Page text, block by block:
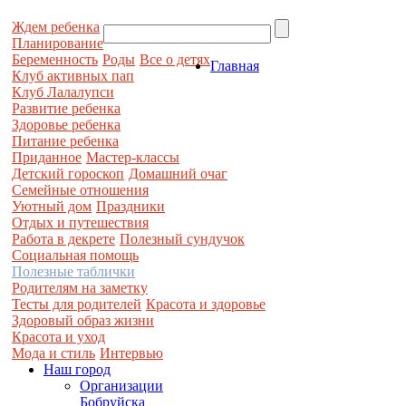
Ждем ребенка
Планирование
Беременность Роды Все о детях
Клуб активных пап
Клуб Лалалупси
Развитие ребенка
Здоровье ребенка
Питание ребенка
Приданное Мастер-классы
Детский гороскоп Домашний очаг
Семейные отношения
Уютный дом Праздники
Отдых и путешествия
Работа в декрете Полезный сундучок
Социальная помощь
Полезные таблички
Родителям на заметку
Тесты для родителей Красота и здоровье
Здоровый образ жизни
Красота и уход
Мода и стиль Интервью
Главная
Наш город
Организации
Бобруйска